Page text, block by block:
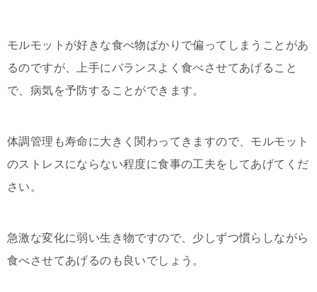
モルモットが好きな食べ物ばかりで偏ってしまうことがあ
るのですが、上手にバランスよく食べさせてあげること
で、病気を予防することができます。
体調管理も寿命に大きく関わってきますので、モルモット
のストレスにならない程度に食事の工夫をしてあげてくだ
さい。
急激な変化に弱い生き物ですので、少しずつ慣らしながら
食べさせてあげるのも良いでしょう。